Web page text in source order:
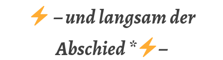
– und langsam der
Abschied *
–